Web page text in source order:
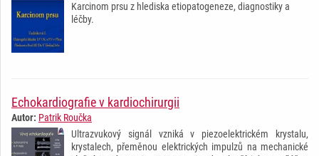
Karcinom prsu z hlediska etiopatogeneze, diagnostiky a
léčby.
Echokardiografie v kardiochirurgii
Autor: Patrik Roučka
Ultrazvukový signál vzniká v piezoelektrickém krystalu,
krystalech, přeměnou elektrických impulzů na mechanické